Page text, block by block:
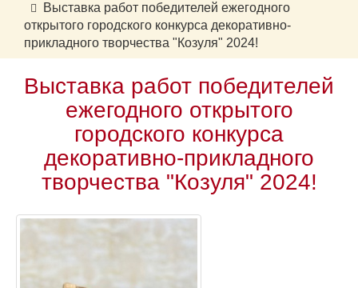
Выставка работ победителей ежегодного
открытого городского конкурса декоративно-
прикладного творчества "Козуля" 2024!
Выставка работ победителей
ежегодного открытого
городского конкурса
декоративно-прикладного
творчества "Козуля" 2024!